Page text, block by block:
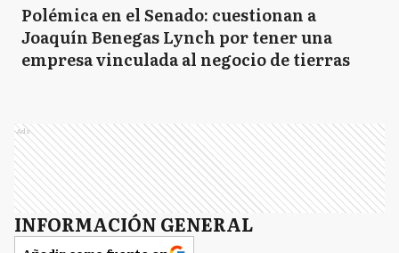
Polémica en el Senado: cuestionan a
Joaquín Benegas Lynch por tener una
empresa vinculada al negocio de tierras
Ads
INFORMACIÓN GENERAL